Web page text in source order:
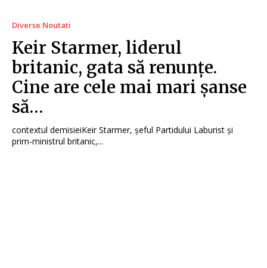
Diverse Noutati
Keir Starmer, liderul
britanic, gata să renunțe.
Cine are cele mai mari șanse
să…
contextul demisieiKeir Starmer, șeful Partidului Laburist și
prim-ministrul britanic,...